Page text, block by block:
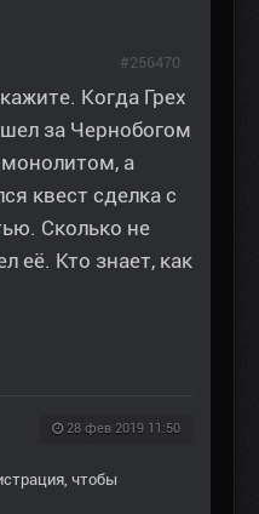
Когда Грех
за Чернобогом
а
квест сделка с
Сколько не
её. Кто знает, как
28 фев 2019 11:50
#256470
, чтобы